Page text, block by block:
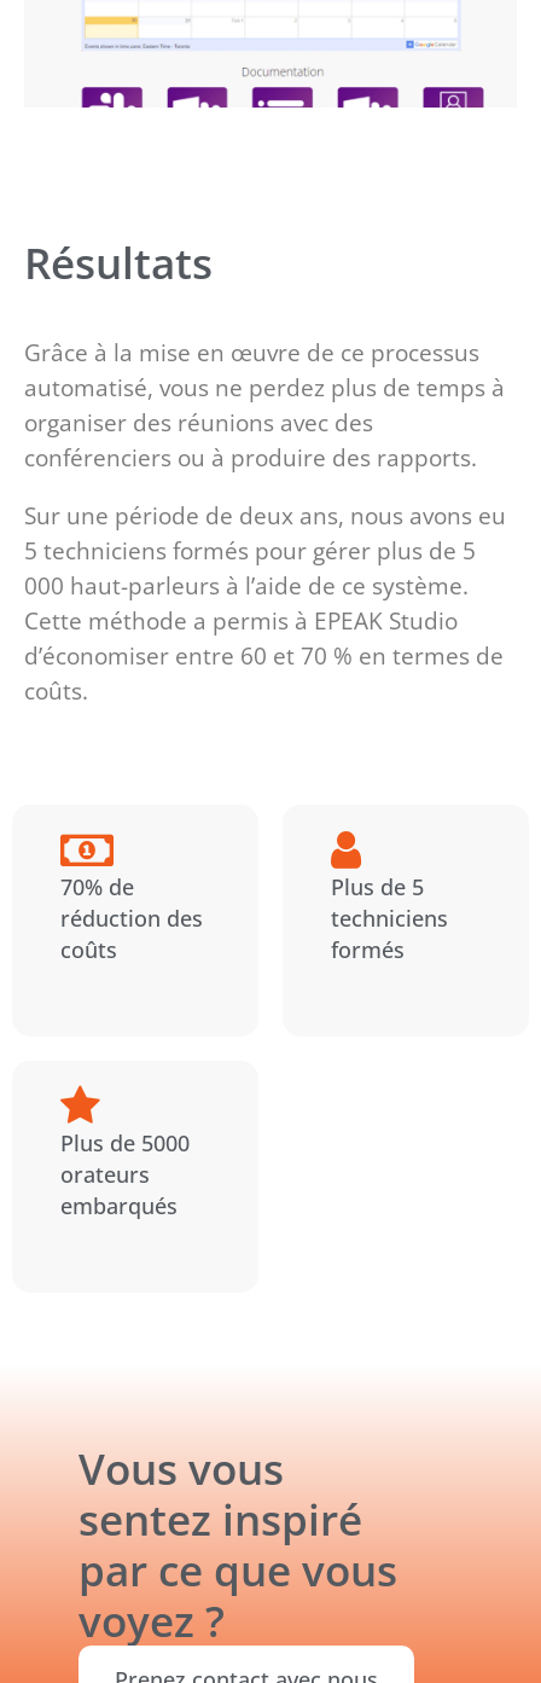
Résultats
Grâce à la mise en œuvre de ce processus
automatisé, vous ne perdez plus de temps à
organiser des réunions avec des
conférenciers ou à produire des rapports.
Sur une période de deux ans, nous avons eu
5 techniciens formés pour gérer plus de 5
000 haut-parleurs à l’aide de ce système.
Cette méthode a permis à EPEAK Studio
d’économiser entre 60 et 70 % en termes de
coûts.
70% de
réduction des
coûts
Plus de 5
techniciens
formés
Plus de 5000
orateurs
embarqués
Vous vous
sentez inspiré
par ce que vous
voyez ?